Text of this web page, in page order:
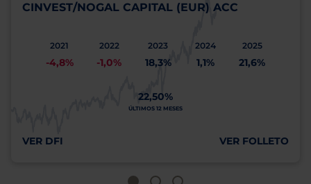
CINVEST/NOGAL CAPITAL (EUR) ACC
2021
-4,8%
2022
-1,0%
2023
18,3%
2024
1,1%
2025
21,6%
22,50%
ÚLTIMOS 12 MESES
VER DFI VER FOLLETO